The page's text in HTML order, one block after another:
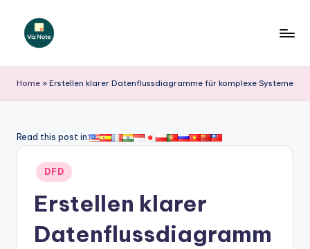
iz
N
t
G
Home » Erstellen klarer Datenflussdiagramme für komplexe Systeme
Read this post in:
Posted
in
DFD
Erstellen klarer
Datenflussdiagramm